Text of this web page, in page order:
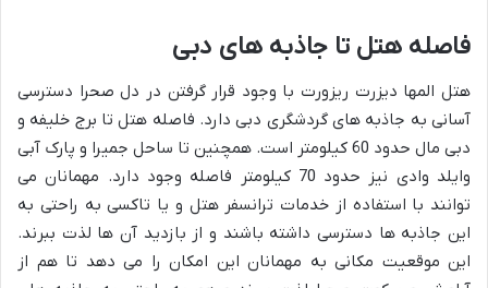
فاصله هتل تا جاذبه های دبی
هتل المها دیزرت ریزورت با وجود قرار گرفتن در دل صحرا دسترسی
آسانی به جاذبه های گردشگری دبی دارد. فاصله هتل تا برج خلیفه و
دبی مال حدود 60 کیلومتر است. همچنین تا ساحل جمیرا و پارک آبی
وایلد وادی نیز حدود 70 کیلومتر فاصله وجود دارد. مهمانان می
توانند با استفاده از خدمات ترانسفر هتل و یا تاکسی به راحتی به
این جاذبه ها دسترسی داشته باشند و از بازدید آن ها لذت ببرند.
این موقعیت مکانی به مهمانان این امکان را می دهد تا هم از